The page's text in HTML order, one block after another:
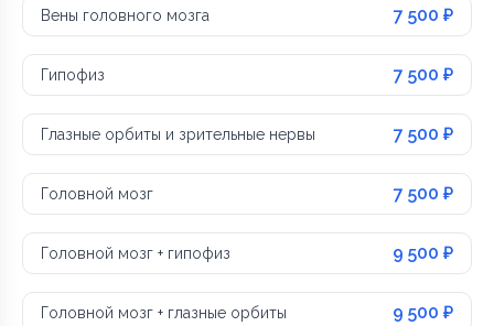
Вены головного мозга 7 500 ₽
Гипофиз 7 500 ₽
Глазные орбиты и зрительные нервы 7 500 ₽
Головной мозг 7 500 ₽
Головной мозг + гипофиз 9 500 ₽
Головной мозг + глазные орбиты 9 500 ₽